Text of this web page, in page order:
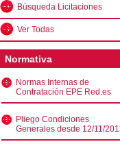
Búsqueda Licitaciones
Ver Todas
Normativa
Normas Internas de
Contratación EPE Red.es
Pliego Condiciones
Generales desde 12/11/